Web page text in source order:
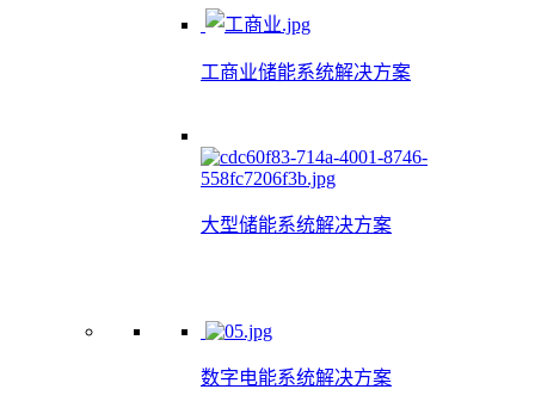
工商业储能系统解决方案
大型储能系统解决方案
数字电能系统解决方案